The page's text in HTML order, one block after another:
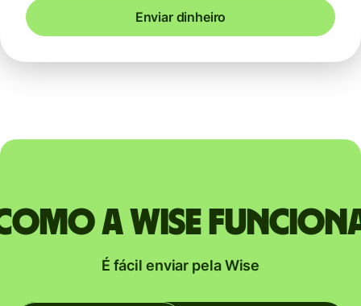
Enviar dinheiro
a Wise
É fácil enviar pela Wise